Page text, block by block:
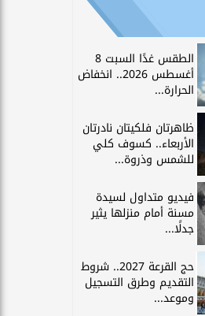
الطقس غدًا السبت 8
أغسطس 2026.. انخفاض
الحرارة...
ظاهرتان فلكيتان نادرتان
الأربعاء.. كسوف كلي
للشمس وذروة...
فيديو متداول لسيدة
مسنة أمام منزلها يثير
جدلًا...
حج القرعة 2027.. شروط
التقديم وطرق التسجيل
وموعد...